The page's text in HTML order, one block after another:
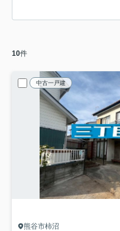
10件
中古一戸建
熊谷市柿沼